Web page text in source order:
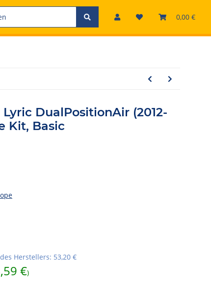
0,00 €
DualPositionAir (2012-
Kit, Basic
Herstellers: 53,20 €
€)